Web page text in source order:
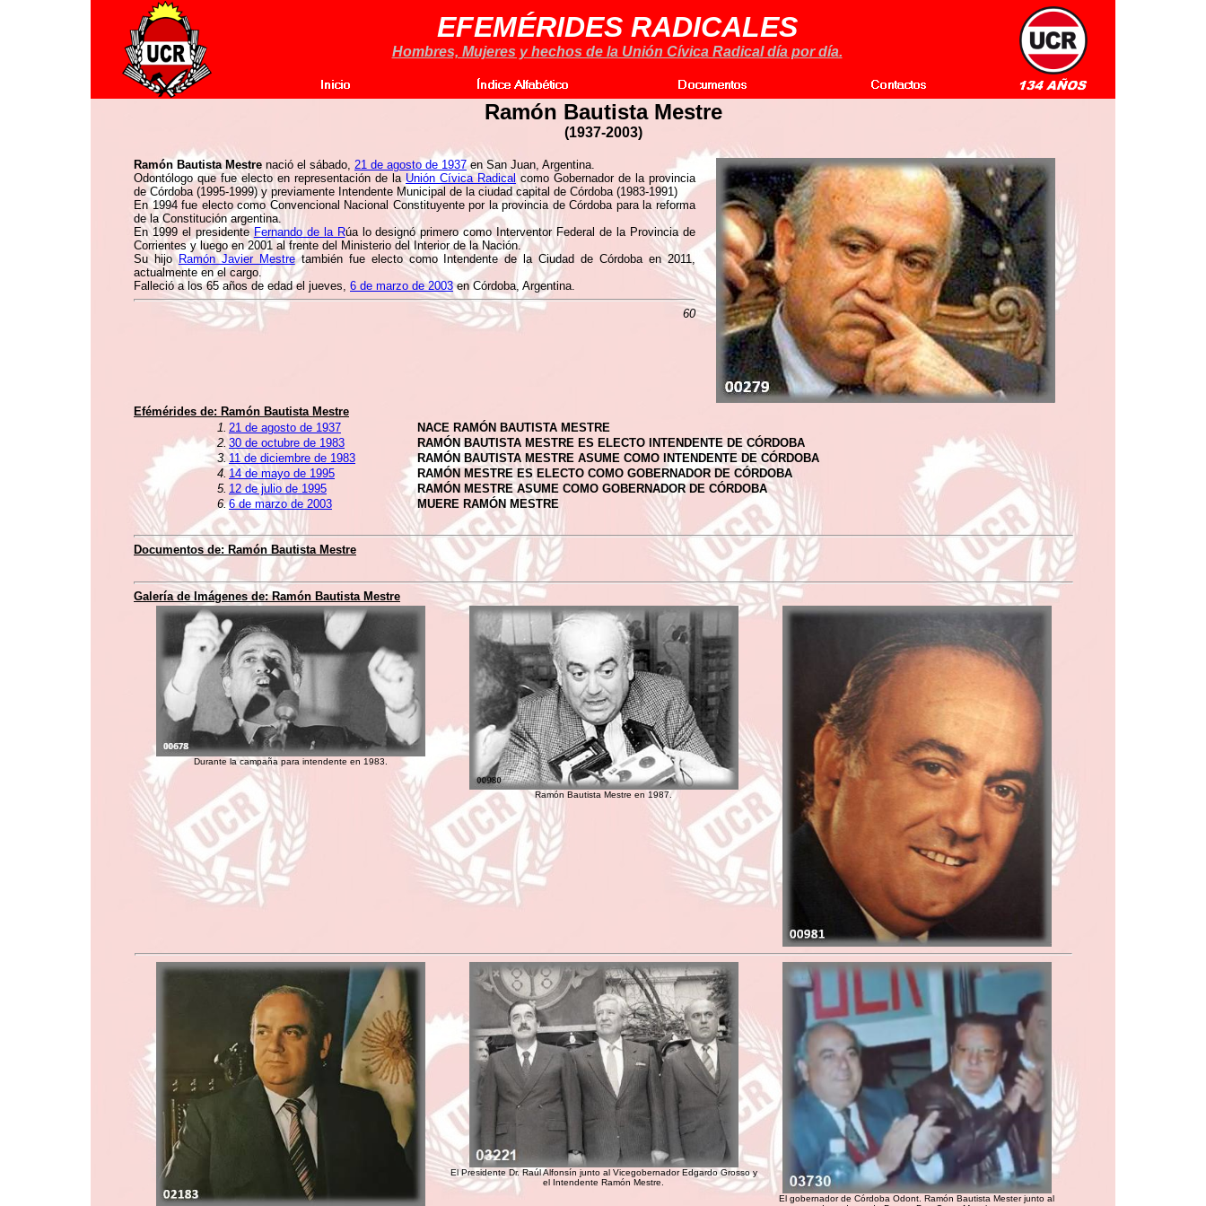
EFEMÉRIDES RADICALES
Hombres, Mujeres y hechos de la Unión Cívica Radical día por día.
Ramón Bautista Mestre
(1937-2003)
Ramón Bautista Mestre nació el sábado, 21 de agosto de 1937en San Juan, Argentina.
Odontólogo que fue electo en representación de laUnión Cívica Radical como Gobernador de la provincia
de Córdoba (1995-1999) y previamente Intendente Municipal de la ciudad capital de Córdoba (1983-1991)
En 1994 fue electo como Convencional Nacional Constituyente por la provincia de Córdoba para la reforma
de la Constitución argentina.
En 1999 el presidenteFernando de la Rúa lo designó primero como Interventor Federal de la Provincia de
Corrientes y luego en 2001 al frente del Ministerio del Interior de la Nación.
Su hijoRamón Javier Mestretambién fue electo como Intendente de la Ciudad de Córdoba en 2011,
actualmente en el cargo.
Falleció a los 65 años de edad el jueves, 6 de marzo de 2003en Córdoba, Argentina.
60
Efémérides de: Ramón Bautista Mestre
1. 21 de agosto de 1937
NACE RAMÓN BAUTISTA MESTRE
2. 30 de octubre de 1983 RAMÓN BAUTISTA MESTRE ES ELECTO INTENDENTE DE CÓRDOBA
3. 11 de diciembre de 1983
RAMÓN BAUTISTA MESTRE ASUME COMO INTENDENTE DE CÓRDOBA
4.14 de mayo de 1995
RAMÓN MESTRE ES ELECTO COMO GOBERNADOR DE CÓRDOBA
5. 12 de julio de 1995
RAMÓN MESTRE ASUME COMO GOBERNADOR DE CÓRDOBA
6.6 de marzo de 2003 MUERE RAMÓN MESTRE
Documentos de:Ramón Bautista Mestre
Galería de Imágenes de:Ramón Bautista Mestre
Durante la campaña para intendente en 1983.
Ramón Bautista Mestre en 1987.
El Presidente Dr. Raúl Alfonsín junto al Vicegobernador Edgardo Grosso y
el Intendente Ramón Mestre.
El gobernador de Córdoba Odont. Ramón Bautista Mester junto al